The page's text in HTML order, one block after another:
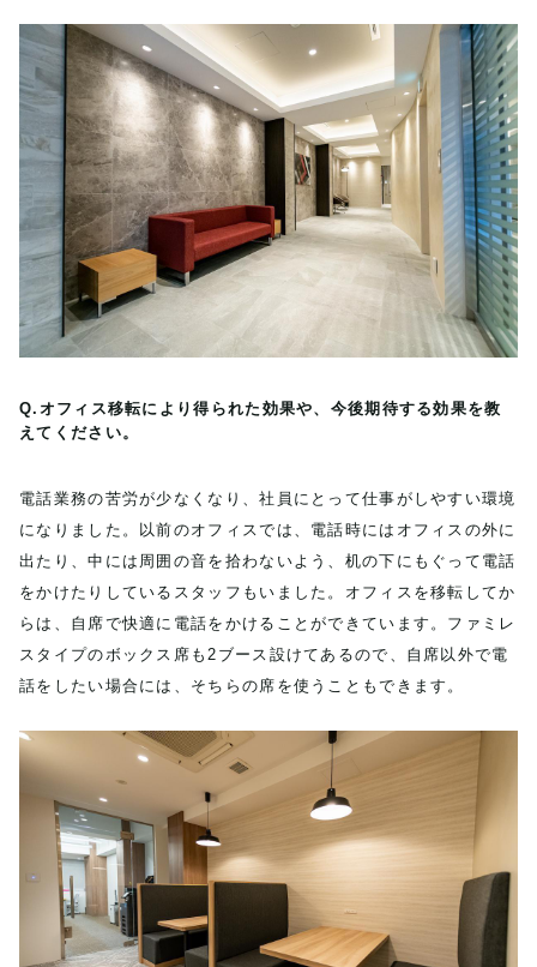
Q.オフィス移転により得られた効果や、今後期待する効果を教
えてください。
電話業務の苦労が少なくなり、社員にとって仕事がしやすい環境
になりました。以前のオフィスでは、電話時にはオフィスの外に
出たり、中には周囲の音を拾わないよう、机の下にもぐって電話
をかけたりしているスタッフもいました。オフィスを移転してか
らは、自席で快適に電話をかけることができています。ファミレ
スタイプのボックス席も2ブース設けてあるので、自席以外で電
話をしたい場合には、そちらの席を使うこともできます。